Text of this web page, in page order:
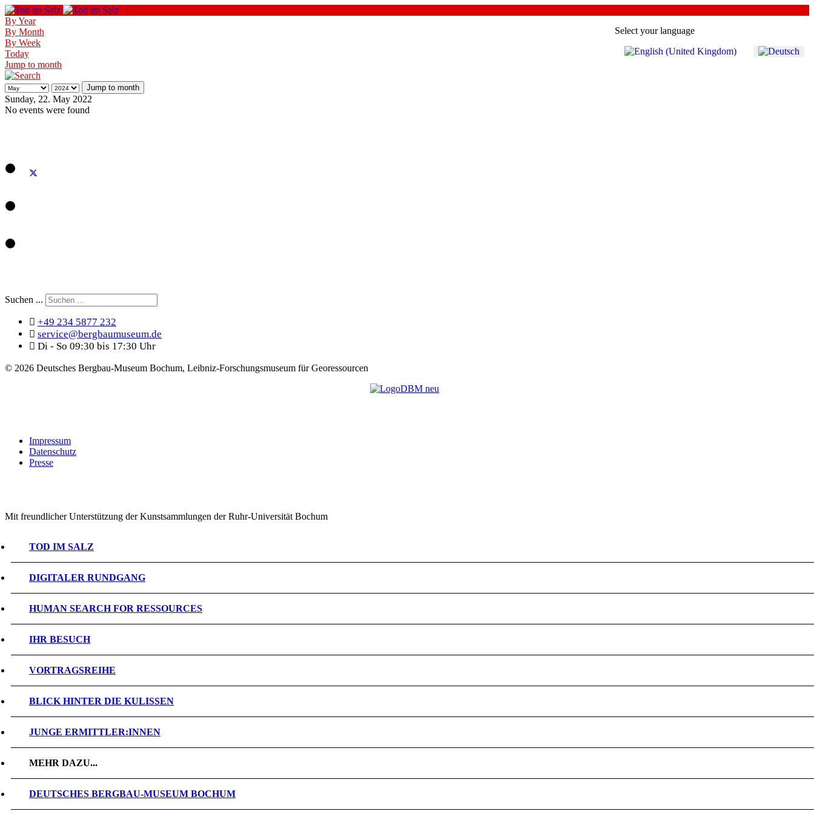
Select your language
By Year
By Month
By Week
Today
Jump to month
Jump to month
Sunday, 22. May 2022
No events were found
Suchen ...
+49 234 5877 232
service@bergbaumuseum.de
Di - So 09:30 bis 17:30 Uhr
© 2026 Deutsches Bergbau-Museum Bochum, Leibniz-Forschungsmuseum für Georessourcen
Impressum
Datenschutz
Presse
Mit freundlicher Unterstützung der Kunstsammlungen der Ruhr-Universität Bochum
TOD IM SALZ
DIGITALER RUNDGANG
HUMAN SEARCH FOR RESSOURCES
IHR BESUCH
VORTRAGSREIHE
BLICK HINTER DIE KULISSEN
JUNGE ERMITTLER:INNEN
MEHR DAZU...
DEUTSCHES BERGBAU-MUSEUM BOCHUM